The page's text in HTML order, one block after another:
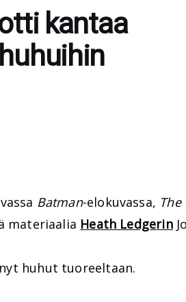
kantaa
Batman-elokuvassa, The
materiaalia Heath Ledgerin
huhut tuoreeltaan.